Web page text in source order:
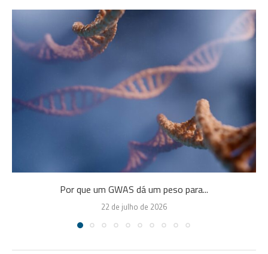
Por que um GWAS dá um peso para...
22 de julho de 2026